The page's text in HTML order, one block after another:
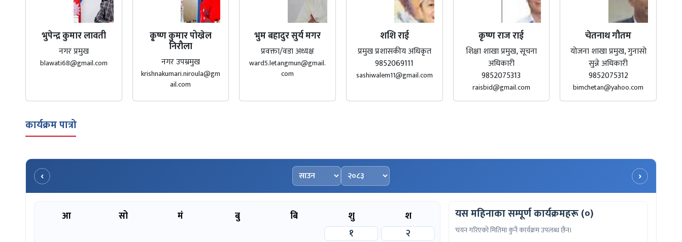
भुपेन्द्र कुमार लावती
नगर प्रमुख
blawati68@gmail.com
कृ्ष्ण कुमार पोख्रेल
निरौला
नगर उपम्रमुख
krishnakumari.niroula@gm
ail.com
भुम बहादुर सुर्य मगर
प्रवक्ता/वडा अध्यक्ष
ward5.letangmun@gmail.
com
शशि राई
प्रमुख प्रशासकीय अधिकृत
9852069111
sashiwalem11@gmail.com
कृष्ण राज राई
शिक्षा शाखा प्रमुख, सूचना
अधिकारी
9852075313
raisbid@gmail.com
चेतनाथ गौतम
योजना शाखा प्रमुख, गुनासो
सुन्ने अधिकारी
9852075312
bimchetan@yahoo.com
कार्यक्रम पात्रो
‹ महिना चयन गर्नुहोस्
वर्ष चयन गर्नुहोस् ›
आ सो मं बु बि शु
श
१
२
यस महिनाका सम्पूर्ण कार्यक्रमहरू (०)
चयन गरिएको मितिमा कुनै कार्यक्रम उपलब्ध छैन।